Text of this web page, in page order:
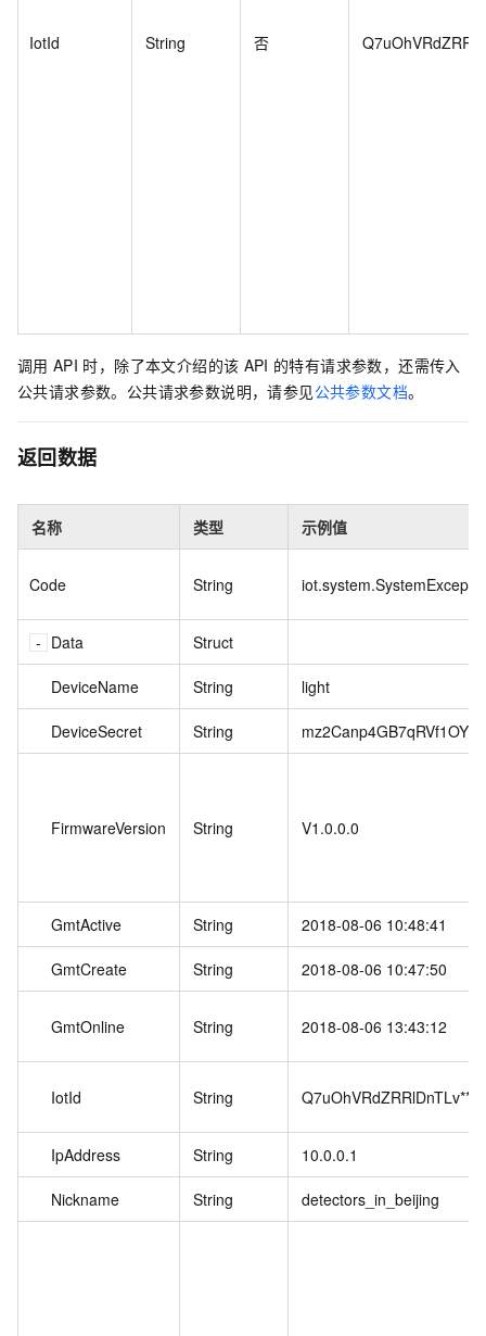
IotId String 否
调用 API 时，除了本文介绍的该 API 的特有请求参数，还需传入
公共请求参数。公共请求参数说明，请参见公共参数文档。
返回数据
名称 类型 示例值
Code String
Data Struct
DeviceName String light
DeviceSecret String
FirmwareVersion String V1.0.0.0
GmtActive String 2018-08-06 10:48:41
GmtCreate String 2018-08-06 10:47:50
GmtOnline String 2018-08-06 13:43:12
IotId String
IpAddress String 10.0.0.1
Nickname String detectors_in_beijing